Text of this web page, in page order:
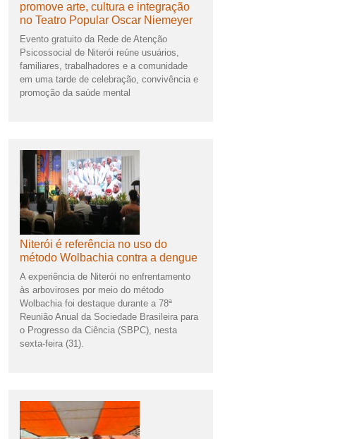
promove arte, cultura e integração
no Teatro Popular Oscar Niemeyer
Evento gratuito da Rede de Atenção
Psicossocial de Niterói reúne usuários,
familiares, trabalhadores e a comunidade
em uma tarde de celebração, convivência e
promoção da saúde mental
Niterói é referência no uso do
método Wolbachia contra a dengue
A experiência de Niterói no enfrentamento
às arboviroses por meio do método
Wolbachia foi destaque durante a 78ª
Reunião Anual da Sociedade Brasileira para
o Progresso da Ciência (SBPC), nesta
sexta-feira (31).